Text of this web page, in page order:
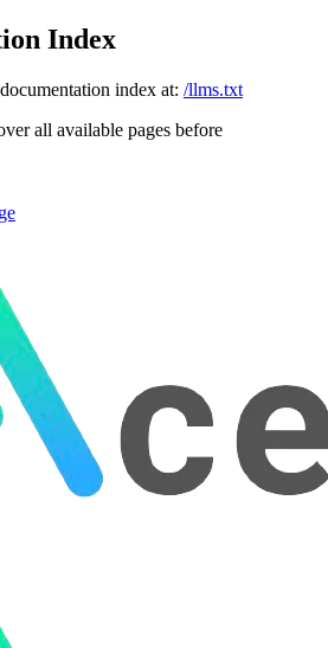
Index
index at: /llms.txt
all available pages before